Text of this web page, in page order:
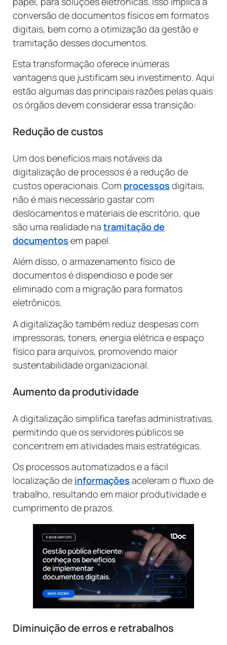
conversão de documentos físicos em formatos
digitais, bem como a otimização da gestão e
tramitação desses documentos.
Esta transformação oferece inúmeras
vantagens que justificam seu investimento. Aqui
estão algumas das principais razões pelas quais
os órgãos devem considerar essa transição:
Redução de custos
Um dos benefícios mais notáveis da
digitalização de processos é a redução de
custos operacionais. Com processos digitais,
não é mais necessário gastar com
deslocamentos e materiais de escritório, que
são uma realidade na tramitação de
documentos em papel.
Além disso, o armazenamento físico de
documentos é dispendioso e pode ser
eliminado com a migração para formatos
eletrônicos.
A digitalização também reduz despesas com
impressoras, toners, energia elétrica e espaço
físico para arquivos, promovendo maior
sustentabilidade organizacional.
Aumento da produtividade
A digitalização simplifica tarefas administrativas,
permitindo que os servidores públicos se
concentrem em atividades mais estratégicas.
Os processos automatizados e a fácil
localização de informações aceleram o fluxo de
trabalho, resultando em maior produtividade e
cumprimento de prazos.
Diminuição de erros e retrabalhos